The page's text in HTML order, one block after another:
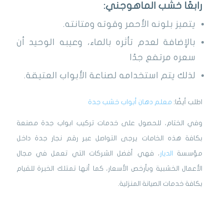
رابعًا خشب الماهوجني:
يتميز بلونه الأحمر وقوته ومتانته.
بالإضافة لعدم تأثره بالماء، وعيبه الوحيد أن
سعره مرتفع جدًا
لذلك يتم استخدامه لصناعة الأبواب العتيقة.
اطلب أيضًا: معلم دهان أبواب خشب جدة
وفي الختام، للحصول على خدمات تركيب ابواب جدة مصنعة
بكافة هذه الخامات يرجى التواصل عبر رقم نجار جدة داخل
مؤسسة الديار ، فهي أفضل الشركات التي تعمل في مجال
الأعمال الخشبية وبأرخص الأسعار، كما أنها تمتلك الخبرة للقيام
بكافة خدمات الصيانة المنزلية.